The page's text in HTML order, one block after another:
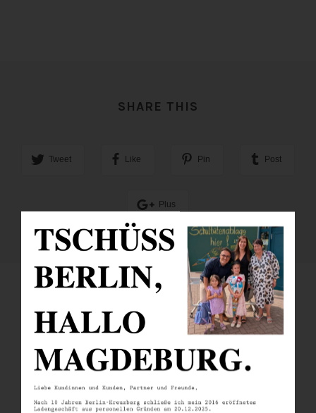
SHARE THIS
Tweet Like Pin Post
Plus